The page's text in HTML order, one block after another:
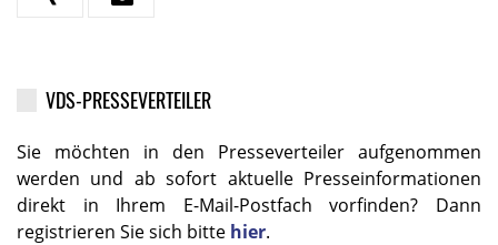
VDS-PRESSEVERTEILER
Sie möchten in den Presseverteiler aufgenommen
werden und ab sofort aktuelle Presseinformationen
direkt in Ihrem E-Mail-Postfach vorfinden? Dann
registrieren Sie sich bitte hier.